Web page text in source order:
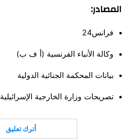
المصادر:
فرانس24
وكالة الأنباء الفرنسية (أ ف ب)
بيانات المحكمة الجنائية الدولية
تصريحات وزارة الخارجية الإسرائيلية
أترك تعليق